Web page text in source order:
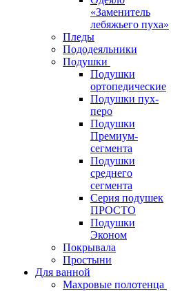
«Заменитель
лебяжьего пуха»
Пледы
Пододеяльники
Подушки
Подушки
ортопедические
Подушки пух-
перо
Подушки
Премиум-
сегмента
Подушки
среднего
сегмента
Серия подушек
ПРОСТО
Подушки
Эконом
Покрывала
Простыни
Для ванной
Махровые полотенца